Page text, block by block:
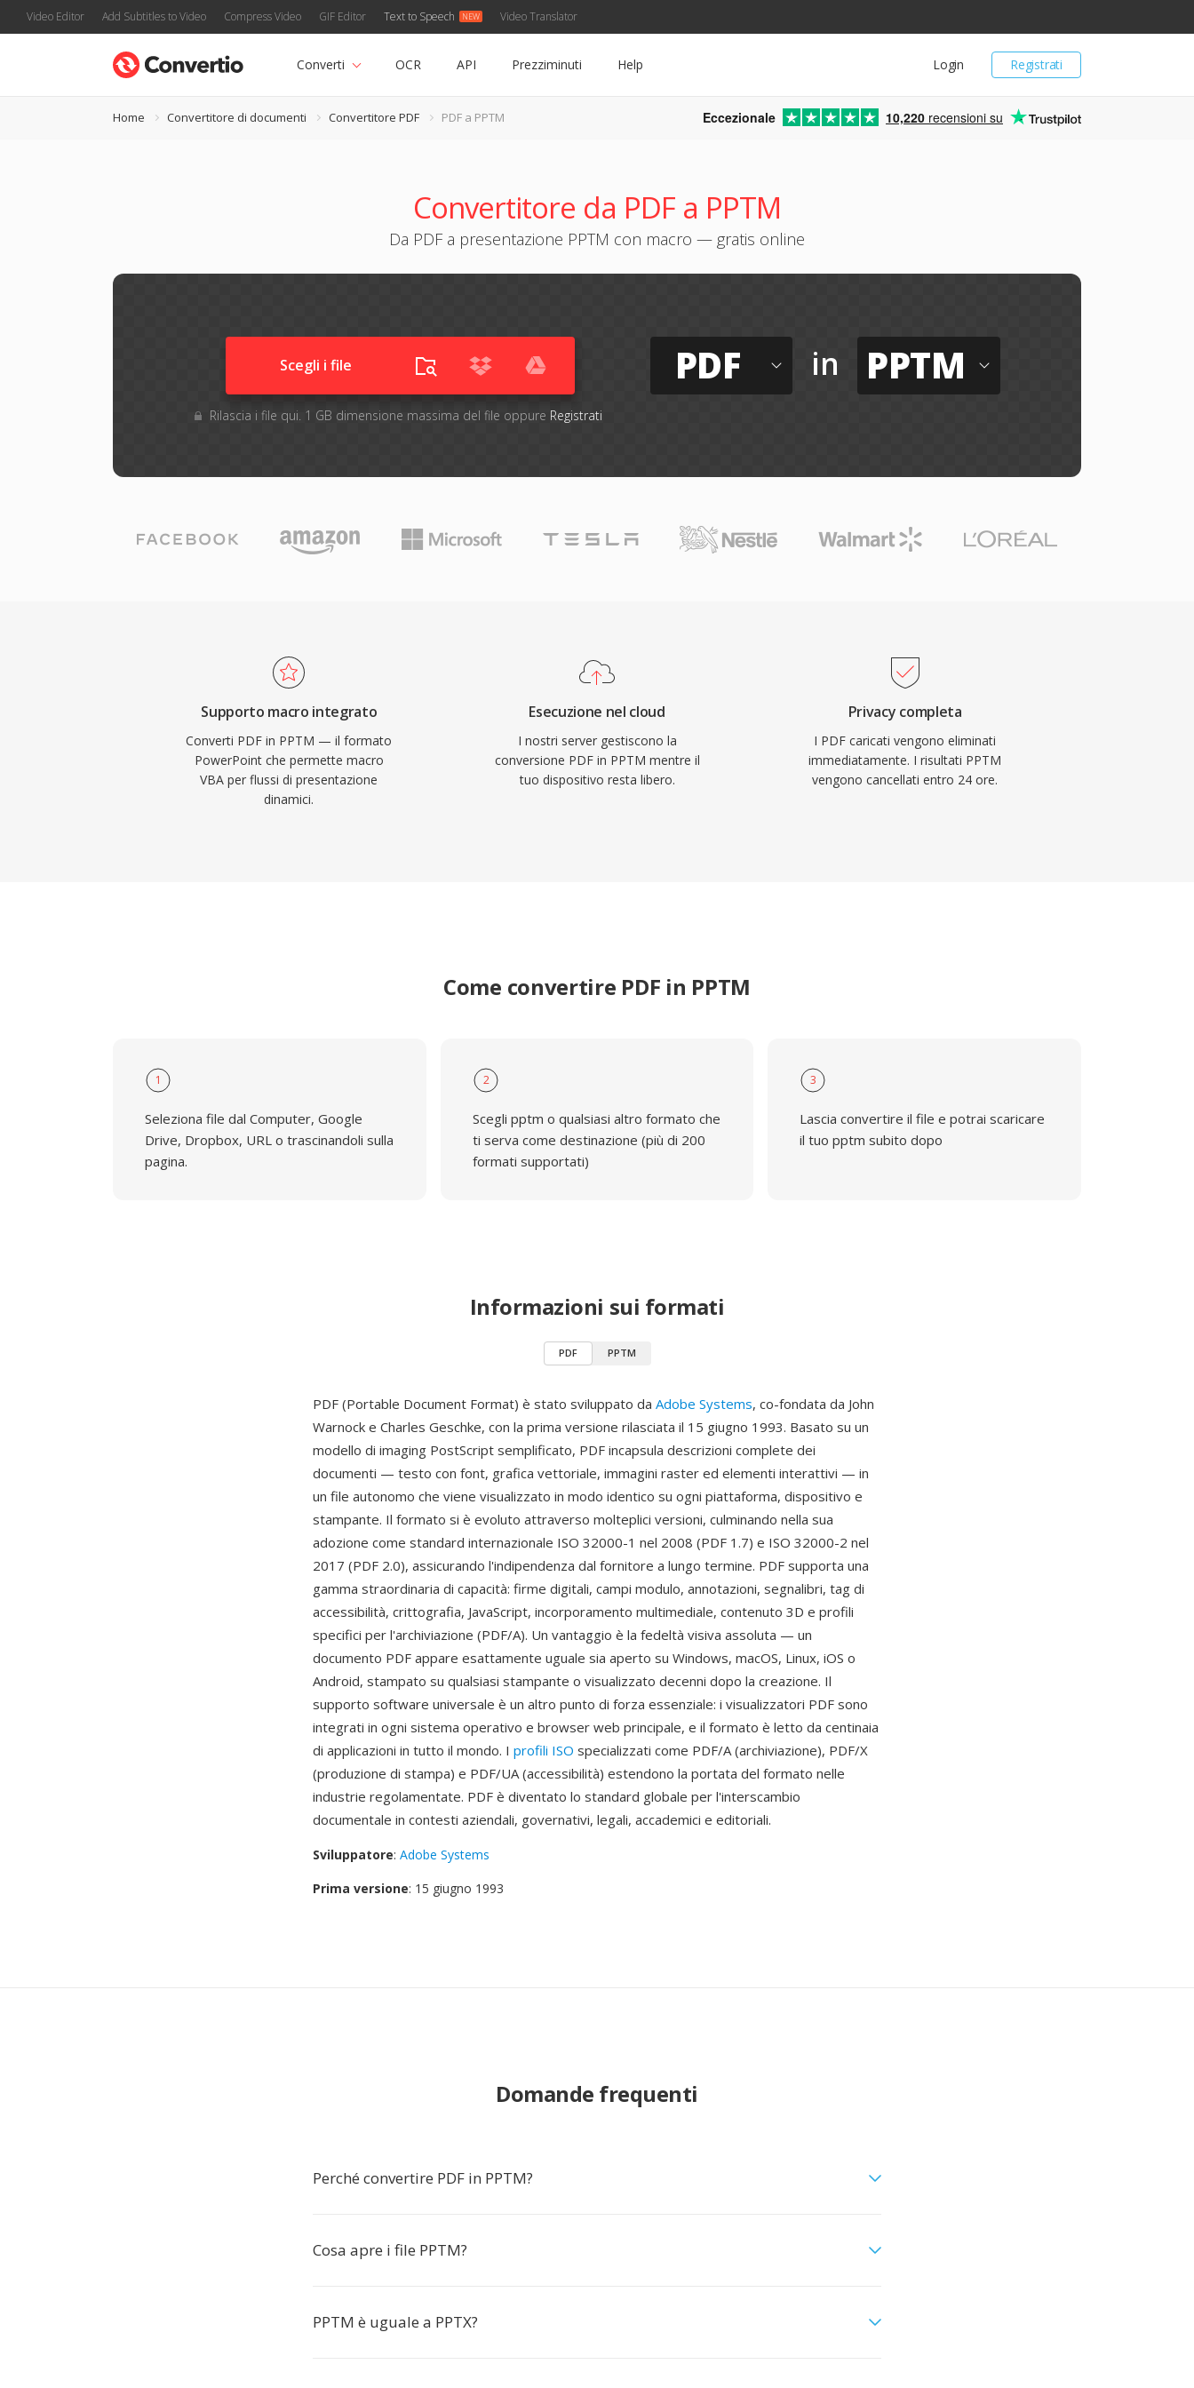
Video Editor Add Subtitles to Video Compress Video GIF Editor Text to Speech Video Translator
Registrati
Login
Converti OCR API Prezziminuti Help
Home Convertitore di documenti Convertitore PDF PDF a PPTM Eccezionale 10,220 recensioni su
Convertitore da PDF a PPTM
Da PDF a presentazione PPTM con macro — gratis online
Scegli i file
Rilascia i file qui. 1 GB dimensione massima del file oppure Registrati
PDF in PPTM
Supporto macro integrato
Converti PDF in PPTM — il formato
PowerPoint che permette macro
VBA per flussi di presentazione
dinamici.
Esecuzione nel cloud
I nostri server gestiscono la
conversione PDF in PPTM mentre il
tuo dispositivo resta libero.
Privacy completa
I PDF caricati vengono eliminati
immediatamente. I risultati PPTM
vengono cancellati entro 24 ore.
Come convertire PDF in PPTM
1
Seleziona file dal Computer, Google
Drive, Dropbox, URL o trascinandoli sulla
pagina.
2
Scegli pptm o qualsiasi altro formato che
ti serva come destinazione (più di 200
formati supportati)
3
Lascia convertire il file e potrai scaricare
il tuo pptm subito dopo
Informazioni sui formati
PDF PPTM
PDF (Portable Document Format) è stato sviluppato da Adobe Systems, co-fondata da John
Warnock e Charles Geschke, con la prima versione rilasciata il 15 giugno 1993. Basato su un
modello di imaging PostScript semplificato, PDF incapsula descrizioni complete dei
documenti — testo con font, grafica vettoriale, immagini raster ed elementi interattivi — in
un file autonomo che viene visualizzato in modo identico su ogni piattaforma, dispositivo e
stampante. Il formato si è evoluto attraverso molteplici versioni, culminando nella sua
adozione come standard internazionale ISO 32000-1 nel 2008 (PDF 1.7) e ISO 32000-2 nel
2017 (PDF 2.0), assicurando l'indipendenza dal fornitore a lungo termine. PDF supporta una
gamma straordinaria di capacità: firme digitali, campi modulo, annotazioni, segnalibri, tag di
accessibilità, crittografia, JavaScript, incorporamento multimediale, contenuto 3D e profili
specifici per l'archiviazione (PDF/A). Un vantaggio è la fedeltà visiva assoluta — un
documento PDF appare esattamente uguale sia aperto su Windows, macOS, Linux, iOS o
Android, stampato su qualsiasi stampante o visualizzato decenni dopo la creazione. Il
supporto software universale è un altro punto di forza essenziale: i visualizzatori PDF sono
integrati in ogni sistema operativo e browser web principale, e il formato è letto da centinaia
di applicazioni in tutto il mondo. I profili ISO specializzati come PDF/A (archiviazione), PDF/X
(produzione di stampa) e PDF/UA (accessibilità) estendono la portata del formato nelle
industrie regolamentate. PDF è diventato lo standard globale per l'interscambio
documentale in contesti aziendali, governativi, legali, accademici e editoriali.
Sviluppatore: Adobe Systems
Prima versione: 15 giugno 1993
Domande frequenti
Perché convertire PDF in PPTM?
Cosa apre i file PPTM?
PPTM è uguale a PPTX?